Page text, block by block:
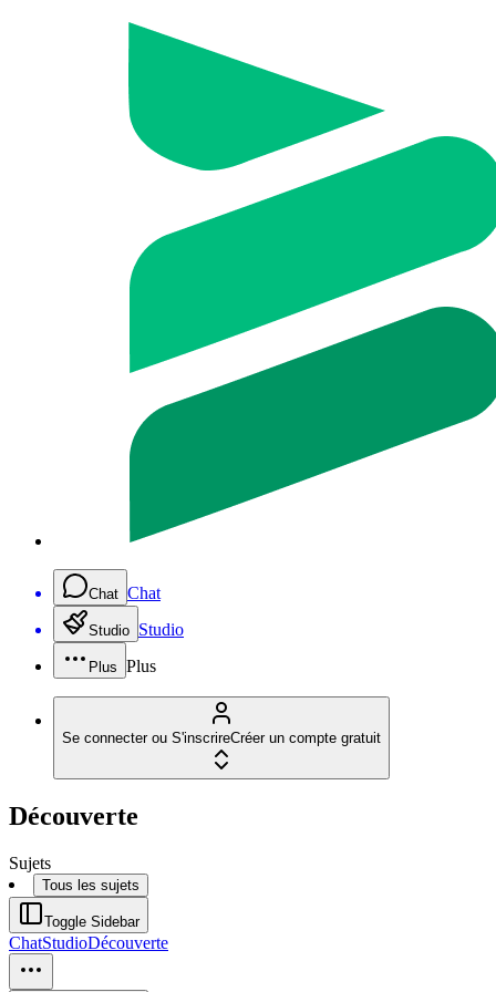
Chat Chat
Studio Studio
Plus Plus
Se connecter ou S'inscrireCréer un compte gratuit
Découverte
Sujets
Tous les sujets
Toggle Sidebar
ChatStudioDécouverte